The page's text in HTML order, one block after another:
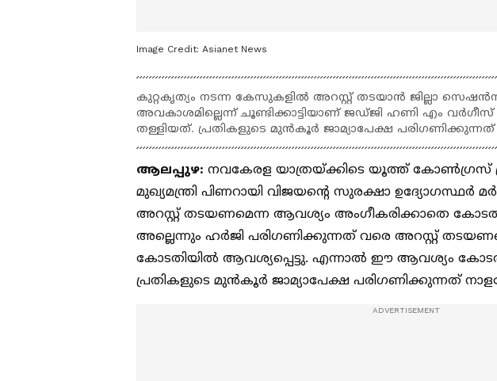
Image Credit: Asianet News
കുറ്റകൃത്യം നടന്ന കേസുകളിൽ അറസ്റ്റ് തടയാൻ ജില്ലാ
അവകാശമില്ലെന്ന് ചൂണ്ടിക്കാട്ടിയാണ് ജഡ്ജി ഹണി എം വർഗീസ്
തള്ളിയത്. പ്രതികളുടെ മുൻകൂർ ജാമ്യാപേക്ഷ പരിഗണിക്കുന്നത്
ആലപ്പുഴ: നവകേരള യാത്രയ്ക്കിടെ യൂത്ത് കോൺഗ്രസ്‌
മുഖ്യമന്ത്രി പിണറായി വിജയന്റെ സുരക്ഷാ ഉദ്യോഗസ്ഥർ
അറസ്റ്റ് തടയണമെന്ന ആവശ്യം അംഗീകരിക്കാതെ
അല്ലെന്നും ഹർജി പരിഗണിക്കുന്നത് വരെ അറസ്റ്റ്
കോടതിയിൽ ആവശ്യപ്പെട്ടു. എന്നാൽ ഈ ആവശ്യം
പ്രതികളുടെ മുൻകൂർ ജാമ്യാപേക്ഷ പരിഗണിക്കുന്നത്